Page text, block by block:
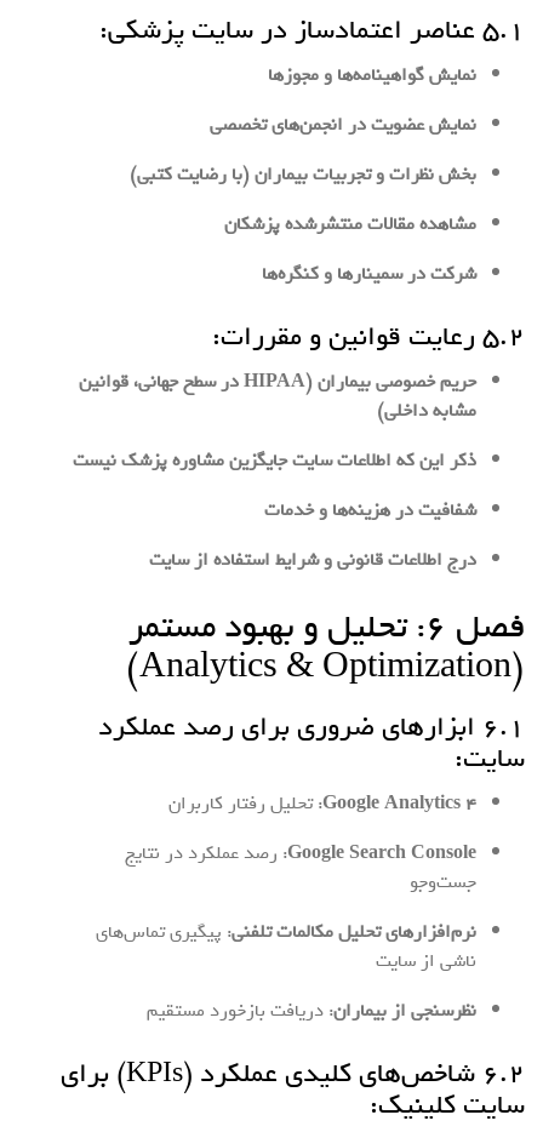
۵.۱ عناصر اعتمادساز در سایت پزشکی:
نمایش گواهینامه‌ها و مجوزها
نمایش عضویت در انجمن‌های تخصصی
بخش نظرات و تجربیات بیماران (با رضایت کتبی)
مشاهده مقالات منتشرشده پزشکان
شرکت در سمینارها و کنگره‌ها
۵.۲ رعایت قوانین و مقررات:
حریم خصوصی بیماران (HIPAA در سطح جهانی، قوانین
مشابه داخلی)
ذکر این که اطلاعات سایت جایگزین مشاوره پزشک نیست
شفافیت در هزینه‌ها و خدمات
درج اطلاعات قانونی و شرایط استفاده از سایت
فصل ۶: تحلیل و بهبود مستمر
(Analytics & Optimization)
۶.۱ ابزارهای ضروری برای رصد عملکرد
سایت:
Google Analytics 4: تحلیل رفتار کاربران
Google Search Console: رصد عملکرد در نتایج
جست‌وجو
نرم‌افزارهای تحلیل مکالمات تلفنی: پیگیری تماس‌های
ناشی از سایت
نظرسنجی از بیماران: دریافت بازخورد مستقیم
۶.۲ شاخص‌های کلیدی عملکرد (KPIs) برای
سایت کلینیک: